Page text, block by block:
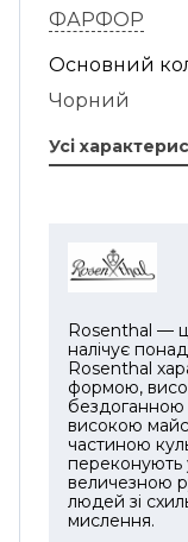
ФАРФОР
Основний
Чорний
Усі
Rosenthal —
налічує
Rosenthal
формою,
бездоганною
високою
частиною
переконують
величезною
людей зі
мислення.